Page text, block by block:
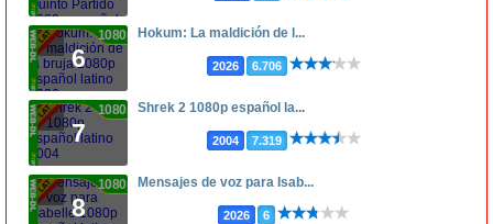
6
1080p Hokum: La maldición de l...
2026 6.706
7
1080p Shrek 2 1080p español la...
2004 7.319
8
1080p Mensajes de voz para Isab...
2026 6